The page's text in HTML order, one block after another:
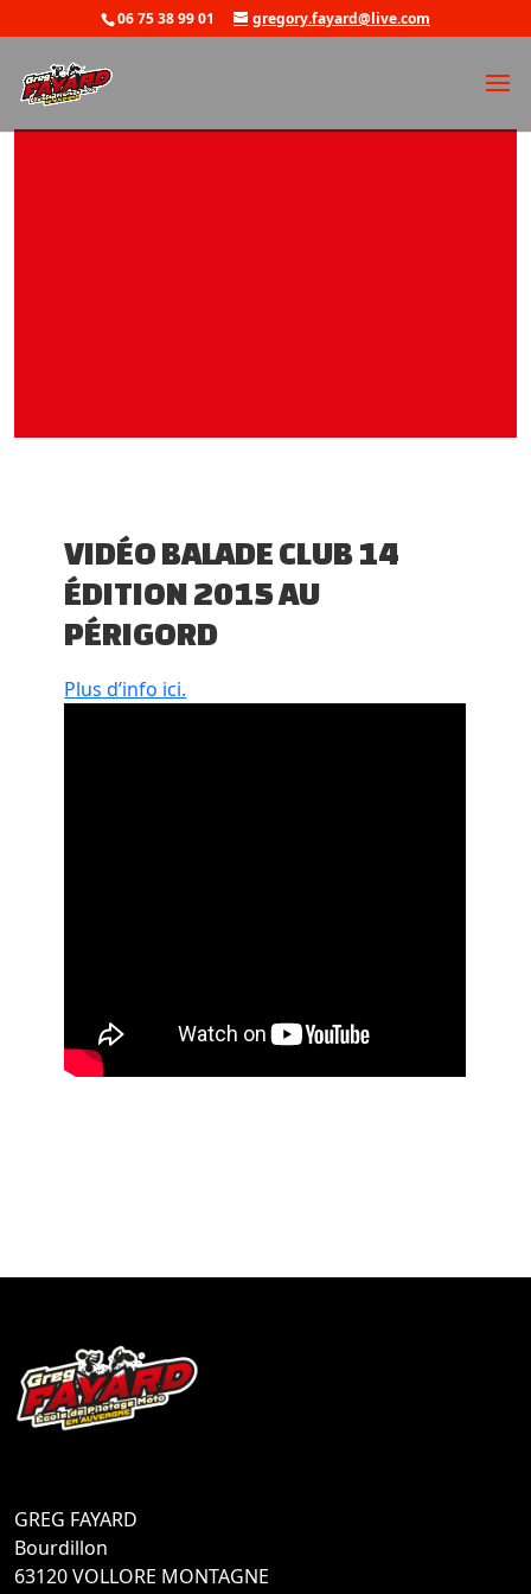
06 75 38 99 01 gregory.fayard@live.com
VIDÉO BALADE CLUB 14
ÉDITION 2015 AU
PÉRIGORD
Plus d’info ici.
GREG FAYARD
Bourdillon
63120 VOLLORE MONTAGNE